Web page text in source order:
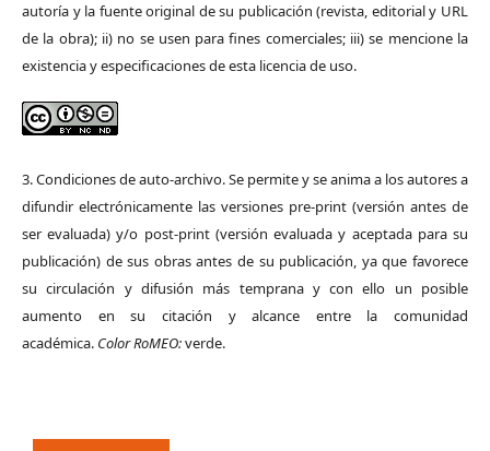
autoría y la fuente original de su publicación (revista, editorial y URL
de la obra); ii) no se usen para fines comerciales; iii) se mencione la
existencia y especificaciones de esta licencia de uso.
3. Condiciones de auto-archivo. Se permite y se anima a los autores a
difundir electrónicamente las versiones pre-print (versión antes de
ser evaluada) y/o post-print (versión evaluada y aceptada para su
publicación) de sus obras antes de su publicación, ya que favorece
su circulación y difusión más temprana y con ello un posible
aumento en su citación y alcance entre la comunidad
académica. Color RoMEO:verde.